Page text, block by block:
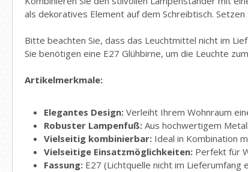
als dekoratives Element auf dem Schreibtisch.
Bitte beachten Sie, dass das Leuchtmittel nicht im
Sie benötigen eine E27 Glühbirne, um die Leuchte
Artikelmerkmale:
Elegantes Design: Verleiht Ihrem Wohnraum
Robuster Lampenfuß: Aus hochwertigem
Vielseitig kombinierbar: Ideal in Kombination
Vielseitige Einsatzmöglichkeiten: Perfekt für
Fassung: E27 (Lichtquelle nicht im Lieferumfang